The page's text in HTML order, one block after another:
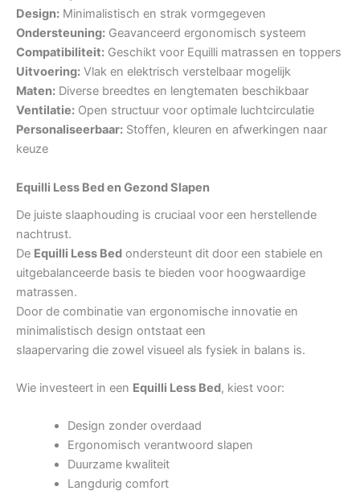
Design: Minimalistisch en strak vormgegeven
Ondersteuning: Geavanceerd ergonomisch systeem
Compatibiliteit: Geschikt voor Equilli matrassen en toppers
Uitvoering: Vlak en elektrisch verstelbaar mogelijk
Maten: Diverse breedtes en lengtematen beschikbaar
Ventilatie: Open structuur voor optimale luchtcirculatie
Personaliseerbaar: Stoffen, kleuren en afwerkingen naar
keuze
Equilli Less Bed en Gezond Slapen
De juiste slaaphouding is cruciaal voor een herstellende
nachtrust.
De Equilli Less Bed ondersteunt dit door een stabiele en
uitgebalanceerde basis te bieden voor hoogwaardige
matrassen.
Door de combinatie van ergonomische innovatie en
minimalistisch design ontstaat een
slaapervaring die zowel visueel als fysiek in balans is.
Wie investeert in een Equilli Less Bed, kiest voor:
Design zonder overdaad
Ergonomisch verantwoord slapen
Duurzame kwaliteit
Langdurig comfort